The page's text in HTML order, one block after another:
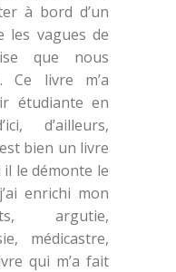
à bord d’un
les vagues de
que nous
Ce livre m’a
étudiante en
d’ailleurs,
bien un livre
le démonte le
enrichi mon
argutie,
médicastre,
qui m’a fait